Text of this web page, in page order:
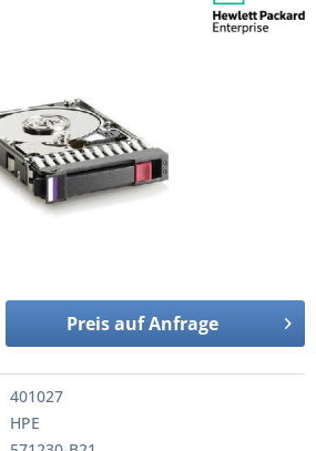
Preis auf Anfrage
401027
HPE